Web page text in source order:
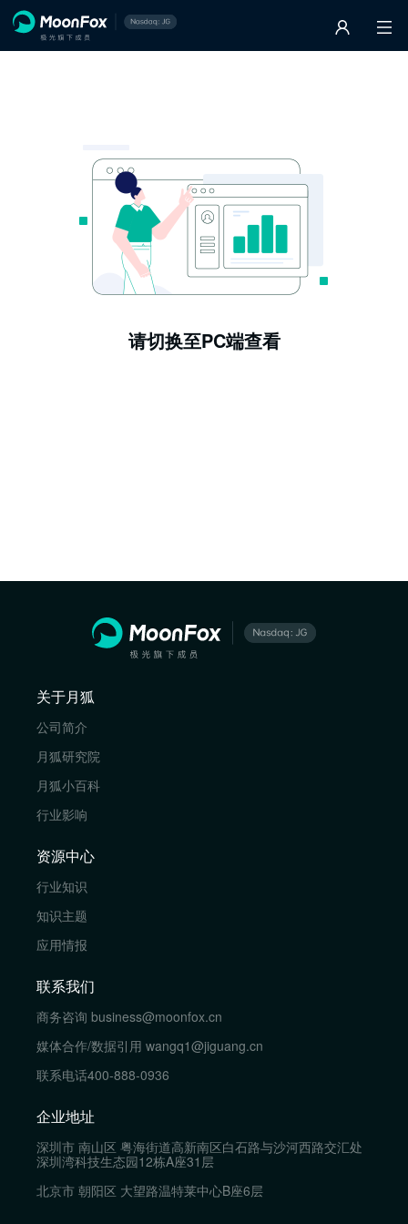
请切换至PC端查看
关于月狐
公司简介
月狐研究院
月狐小百科
行业影响
资源中心
行业知识
知识主题
应用情报
联系我们
商务咨询 business@moonfox.cn
媒体合作/数据引用 wangq1@jiguang.cn
联系电话400-888-0936
企业地址
深圳市 南山区 粤海街道高新南区白石路与沙河西路交汇处
深圳湾科技生态园12栋A座31层
北京市 朝阳区 大望路温特莱中心B座6层